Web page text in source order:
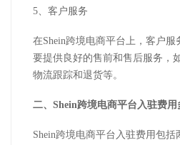
5、客户服务
在Shein跨境电商平台上，客户
要提供良好的售前和售后服务，
物流跟踪和退货等。
二、Shein跨境电商平台入驻费用
Shein跨境电商平台入驻费用包